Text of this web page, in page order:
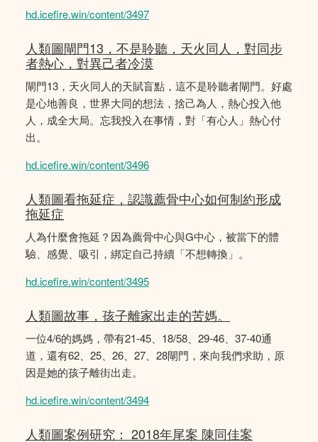
hd.icefire.win/content/3497
人類圖閘門13，不是聆聽，天火同人，對同步
者熱心，對異己者冷漠
閘門13，天火同人的天賦盲點，這不是聆聽者閘門。好處
是心地善良，世界大同的想法，捨己為人，熱心投入他
人，成全大局。忘我投入在事情，對「有心人」熱心付
出。
hd.icefire.win/content/3496
人類圖看拖延症，認識薦骨中心如何制約形成
拖延症
人為什麼會拖延？因為薦骨中心與G中心，被當下的體
驗、感覺、吸引，綁定自己持續「不想轉換」。
hd.icefire.win/content/3495
人類圖故事，孩子離家出走的苦媽。
一位4/6的媽媽，帶有21-45、18/58、29-46、37-40通
道，還有62、25、26、27、28閘門，來向我們求助，原
因是她的孩子離街出走。
hd.icefire.win/content/3494
人類圖案例研究： 2018年尾案 陳同佳案